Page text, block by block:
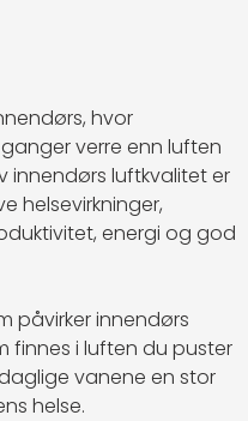
hvor
verre enn luften
innendørs luftkvalitet er
helsevirkninger,
energi og god
påvirker innendørs
finnes i luften du puster
vanene en stor
helse.